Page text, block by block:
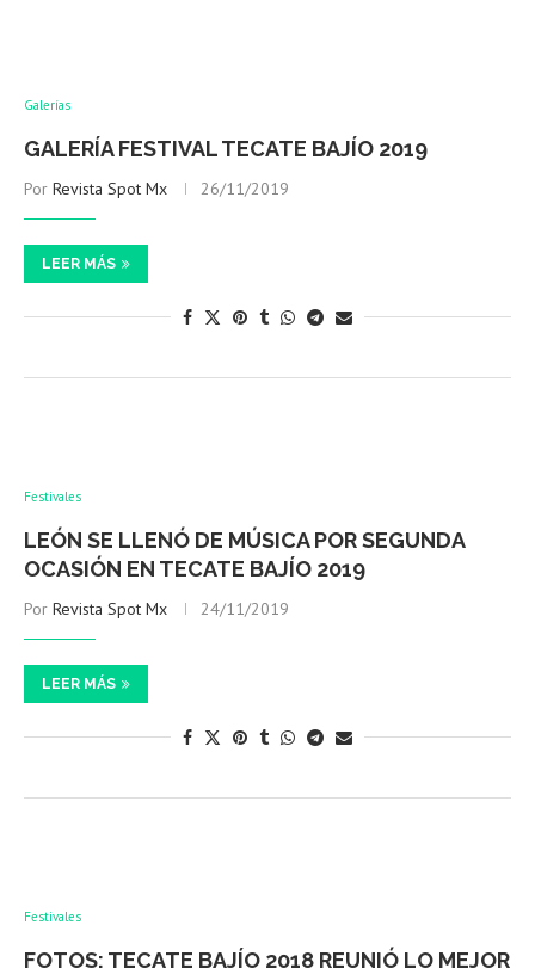
Galerías
GALERÍA FESTIVAL TECATE BAJÍO 2019
Por Revista Spot Mx 26/11/2019
LEER MÁS
Festivales
LEÓN SE LLENÓ DE MÚSICA POR SEGUNDA
OCASIÓN EN TECATE BAJÍO 2019
Por Revista Spot Mx 24/11/2019
LEER MÁS
Festivales
FOTOS: TECATE BAJÍO 2018 REUNIÓ LO MEJOR